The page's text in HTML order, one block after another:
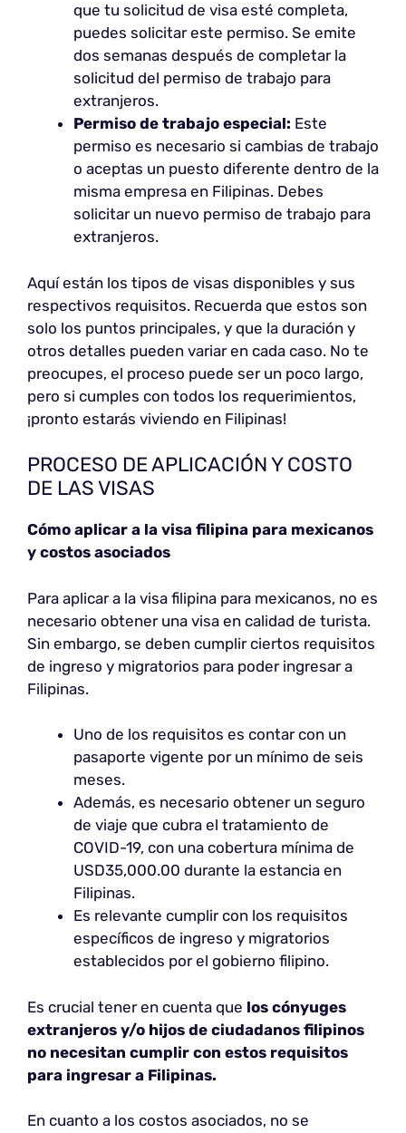
que tu solicitud de visa esté completa,
puedes solicitar este permiso. Se emite
dos semanas después de completar la
solicitud del permiso de trabajo para
extranjeros.
Permiso de trabajo especial: Este
permiso es necesario si cambias de trabajo
o aceptas un puesto diferente dentro de la
misma empresa en Filipinas. Debes
solicitar un nuevo permiso de trabajo para
extranjeros.
Aquí están los tipos de visas disponibles y sus
respectivos requisitos. Recuerda que estos son
solo los puntos principales, y que la duración y
otros detalles pueden variar en cada caso. No te
preocupes, el proceso puede ser un poco largo,
pero si cumples con todos los requerimientos,
¡pronto estarás viviendo en Filipinas!
PROCESO DE APLICACIÓN Y COSTO
DE LAS VISAS
Cómo aplicar a la visa filipina para mexicanos
y costos asociados
Para aplicar a la visa filipina para mexicanos, no es
necesario obtener una visa en calidad de turista.
Sin embargo, se deben cumplir ciertos requisitos
de ingreso y migratorios para poder ingresar a
Filipinas.
Uno de los requisitos es contar con un
pasaporte vigente por un mínimo de seis
meses.
Además, es necesario obtener un seguro
de viaje que cubra el tratamiento de
COVID-19, con una cobertura mínima de
USD35,000.00 durante la estancia en
Filipinas.
Es relevante cumplir con los requisitos
específicos de ingreso y migratorios
establecidos por el gobierno filipino.
Es crucial tener en cuenta que los cónyuges
extranjeros y/o hijos de ciudadanos filipinos
no necesitan cumplir con estos requisitos
para ingresar a Filipinas.
En cuanto a los costos asociados, no se